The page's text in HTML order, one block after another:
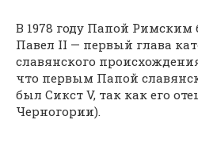
В 1978 году Папой
Павел II — первый глава
славянского
что первым Папой
был Сикст V, так как его
Черногории).